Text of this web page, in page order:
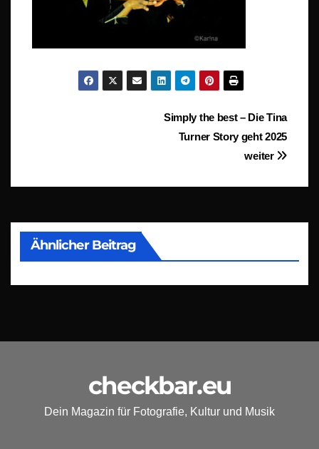
Beitragsnavigation
Simply the best – Die Tina
Turner Story geht 2025
weiter
Ähnlicher Beitrag
checkbar.eu
Dein Magazin für Fotografie, Kultur und Musik